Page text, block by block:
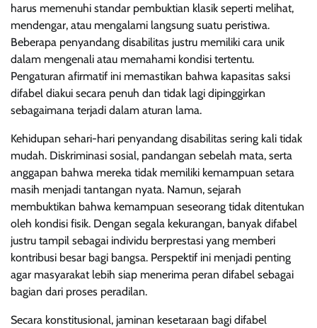
harus memenuhi standar pembuktian klasik seperti melihat,
mendengar, atau mengalami langsung suatu peristiwa.
Beberapa penyandang disabilitas justru memiliki cara unik
dalam mengenali atau memahami kondisi tertentu.
Pengaturan afirmatif ini memastikan bahwa kapasitas saksi
difabel diakui secara penuh dan tidak lagi dipinggirkan
sebagaimana terjadi dalam aturan lama.
Kehidupan sehari-hari penyandang disabilitas sering kali tidak
mudah. Diskriminasi sosial, pandangan sebelah mata, serta
anggapan bahwa mereka tidak memiliki kemampuan setara
masih menjadi tantangan nyata. Namun, sejarah
membuktikan bahwa kemampuan seseorang tidak ditentukan
oleh kondisi fisik. Dengan segala kekurangan, banyak difabel
justru tampil sebagai individu berprestasi yang memberi
kontribusi besar bagi bangsa. Perspektif ini menjadi penting
agar masyarakat lebih siap menerima peran difabel sebagai
bagian dari proses peradilan.
Secara konstitusional, jaminan kesetaraan bagi difabel